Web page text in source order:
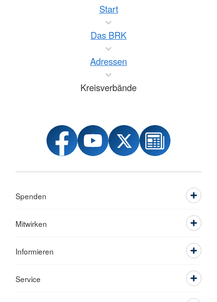
Start
Das BRK
Adressen
Kreisverbände
Spenden
Mitwirken
Informieren
Service